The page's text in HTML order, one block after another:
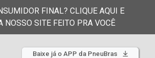
FINAL? CLIQUE AQUI E
NOSSO SITE FEITO PRA VOCÊ
Baixe já o APP da PneuBras